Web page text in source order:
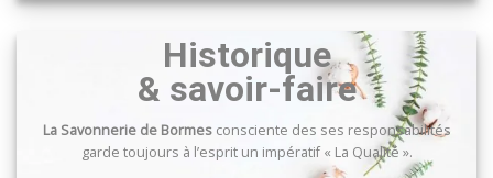
Historique
& savoir-faire
La Savonnerie de Bormesconsciente des ses responsabilités
garde toujours à l’esprit un impératif « La Qualité ».